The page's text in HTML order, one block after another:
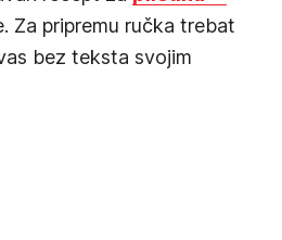
Za pripremu ručka trebat
bez teksta svojim